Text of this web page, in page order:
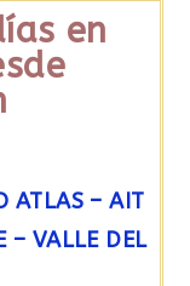
en
ATLAS – AIT
– VALLE DEL